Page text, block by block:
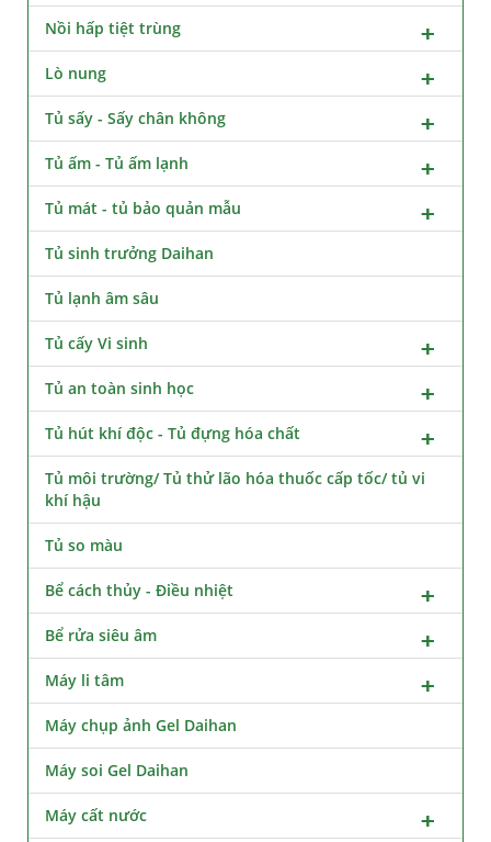
Nồi hấp tiệt trùng
Lò nung
Tủ sấy - Sấy chân không
Tủ ấm - Tủ ấm lạnh
Tủ mát - tủ bảo quản mẫu
Tủ sinh trưởng Daihan
Tủ lạnh âm sâu
Tủ cấy Vi sinh
Tủ an toàn sinh học
Tủ hút khí độc - Tủ đựng hóa chất
Tủ môi trường/ Tủ thử lão hóa thuốc cấp tốc/ tủ vi
khí hậu
Tủ so màu
Bể cách thủy - Điều nhiệt
Bể rửa siêu âm
Máy li tâm
Máy chụp ảnh Gel Daihan
Máy soi Gel Daihan
Máy cất nước